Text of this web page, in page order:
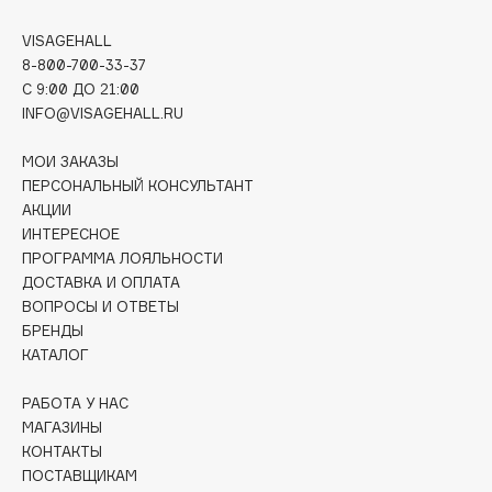
Dessange
Divage
Dolomit
Dorco
DP Daily Perfection
Dr. Vranjes Firenze
Dr.Althea
Dr.Ceuracle
Dr.Jart+
VISAGEHALL
8-800-700-33-37
C 9:00 ДО 21:00
INFO@VISAGEHALL.RU
МОИ ЗАКАЗЫ
ПЕРСОНАЛЬНЫЙ КОНСУЛЬТАНТ
АКЦИИ
ИНТЕРЕСНОЕ
ПРОГРАММА ЛОЯЛЬНОСТИ
ДОСТАВКА И ОПЛАТА
ВОПРОСЫ И ОТВЕТЫ
БРЕНДЫ
КАТАЛОГ
РАБОТА У НАС
МАГАЗИНЫ
КОНТАКТЫ
ПОСТАВЩИКАМ